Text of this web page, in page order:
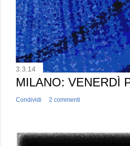
3.3.14
MILANO: VENERDÌ
Condividi 2 commenti